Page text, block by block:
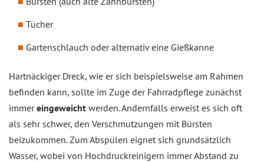
Tücher
Gartenschlauch oder alternativ eine Gießkanne
Hartnäckiger Dreck, wie er sich beispielsweise am Rahmen
befinden kann, sollte im Zuge der Fahrradpflege zunächst
immereingeweicht werden. Andernfalls erweist es sich oft
als sehr schwer, den Verschmutzungen mit Bürsten
beizukommen. Zum Abspülen eignet sich grundsätzlich
Wasser, wobei von Hochdruckreinigern immer Abstand zu